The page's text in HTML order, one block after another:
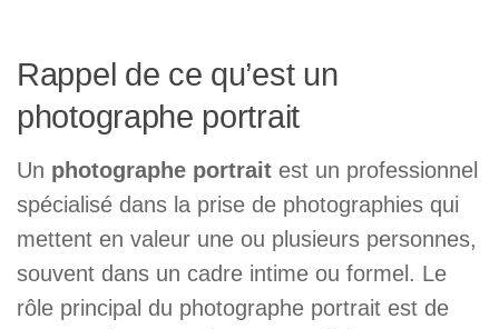
Rappel de ce qu’est un
photographe portrait
Un photographe portrait est un professionnel
spécialisé dans la prise de photographies qui
mettent en valeur une ou plusieurs personnes,
souvent dans un cadre intime ou formel. Le
rôle principal du photographe portrait est de